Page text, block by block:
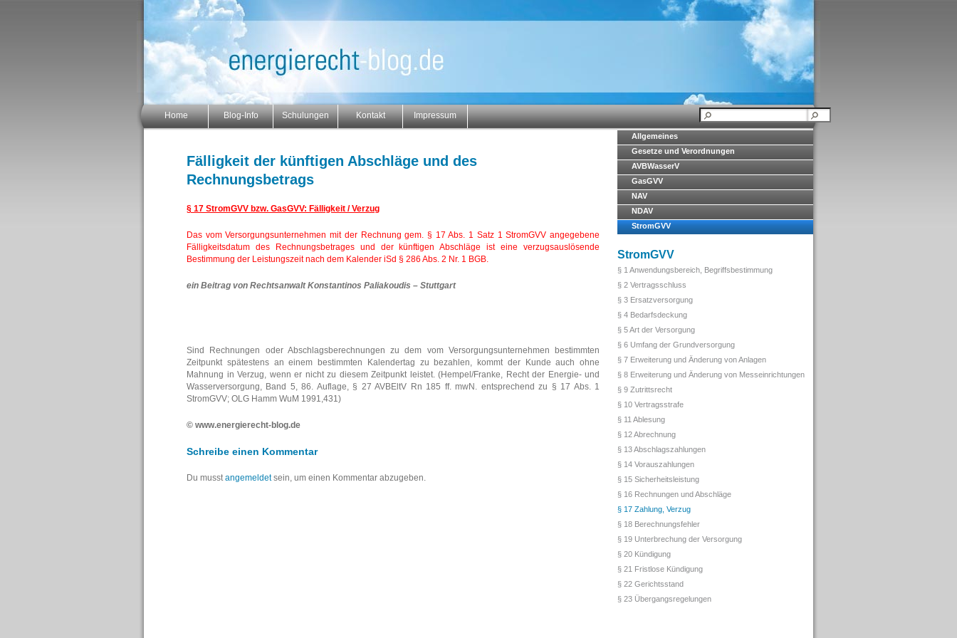
Home Blog-Info Schulungen Kontakt Impressum
Fälligkeit der künftigen Abschläge und des
Rechnungsbetrags
§ 17 StromGVV bzw. GasGVV: Fälligkeit / Verzug
Das vom Versorgungsunternehmen mit der Rechnung gem. § 17 Abs. 1 Satz 1 StromGVV angegebene
Fälligkeitsdatum des Rechnungsbetrages und der künftigen Abschläge ist eine verzugsauslösende
Bestimmung der Leistungszeit nach dem Kalender iSd § 286 Abs. 2 Nr. 1 BGB.
ein Beitrag von Rechtsanwalt Konstantinos Paliakoudis – Stuttgart
Sind Rechnungen oder Abschlagsberechnungen zu dem vom Versorgungsunternehmen bestimmten
Zeitpunkt spätestens an einem bestimmten Kalendertag zu bezahlen, kommt der Kunde auch ohne
Mahnung in Verzug, wenn er nicht zu diesem Zeitpunkt leistet. (Hempel/Franke, Recht der Energie- und
Wasserversorgung, Band 5, 86. Auflage, § 27 AVBEltV Rn 185 ff. mwN. entsprechend zu § 17 Abs. 1
StromGVV; OLG Hamm WuM 1991,431)
© www.energierecht-blog.de
Schreibe einen Kommentar
Du musstangemeldetsein, um einen Kommentar abzugeben.
Allgemeines
Gesetze und Verordnungen
AVBWasserV
GasGVV
NAV
NDAV
StromGVV
StromGVV
§ 1 Anwendungsbereich, Begriffsbestimmung
§ 2 Vertragsschluss
§ 3 Ersatzversorgung
§ 4 Bedarfsdeckung
§ 5 Art der Versorgung
§ 6 Umfang der Grundversorgung
§ 7 Erweiterung und Änderung von Anlagen
§ 8 Erweiterung und Änderung von Messeinrichtungen
§ 9 Zutrittsrecht
§ 10 Vertragsstrafe
§ 11 Ablesung
§ 12 Abrechnung
§ 13 Abschlagszahlungen
§ 14 Vorauszahlungen
§ 15 Sicherheitsleistung
§ 16 Rechnungen und Abschläge
§ 17 Zahlung, Verzug
§ 18 Berechnungsfehler
§ 19 Unterbrechung der Versorgung
§ 20 Kündigung
§ 21 Fristlose Kündigung
§ 22 Gerichtsstand
§ 23 Übergangsregelungen